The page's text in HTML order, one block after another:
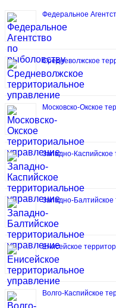
Федеральное
Средневолжское
Московско-Окское
Западно-Каспийское
Западно-Балтийское
Енисейское
Волго-Каспийское